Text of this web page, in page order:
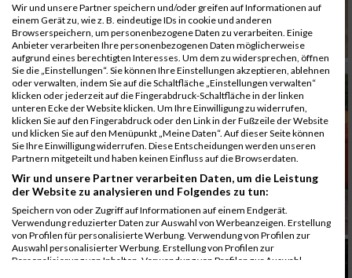
Wir und unsere Partner speichern und/oder greifen auf Informationen auf
einem Gerät zu, wie z. B. eindeutige IDs in cookie und anderen
Browserspeichern, um personenbezogene Daten zu verarbeiten. Einige
Anbieter verarbeiten Ihre personenbezogenen Daten möglicherweise
aufgrund eines berechtigten Interesses. Um dem zu widersprechen, öffnen
Sie die „Einstellungen“. Sie können Ihre Einstellungen akzeptieren, ablehnen
oder verwalten, indem Sie auf die Schaltfläche „Einstellungen verwalten“
klicken oder jederzeit auf die Fingerabdruck-Schaltfläche in der linken
unteren Ecke der Website klicken. Um Ihre Einwilligung zu widerrufen,
klicken Sie auf den Fingerabdruck oder den Link in der Fußzeile der Website
und klicken Sie auf den Menüpunkt „Meine Daten“. Auf dieser Seite können
Sie Ihre Einwilligung widerrufen. Diese Entscheidungen werden unseren
Partnern mitgeteilt und haben keinen Einfluss auf die Browserdaten.
Wir und unsere Partner verarbeiten Daten, um die Leistung
der Website zu analysieren und Folgendes zu tun:
Speichern von oder Zugriff auf Informationen auf einem Endgerät.
Verwendung reduzierter Daten zur Auswahl von Werbeanzeigen. Erstellung
von Profilen für personalisierte Werbung. Verwendung von Profilen zur
Auswahl personalisierter Werbung. Erstellung von Profilen zur
Personalisierung von Inhalten. Verwendung von Profilen zur Auswahl